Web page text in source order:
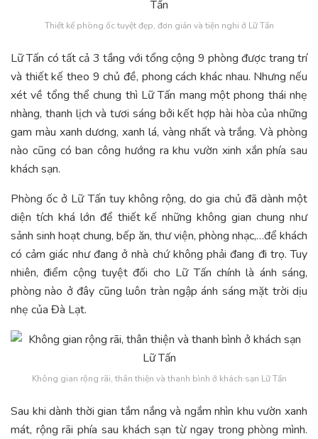
Thiết kế phòng ốc tuyệt đẹp, đơn giản và tiện nghi ở Lữ Tấn
Lữ Tấn có tất cả 3 tầng với tổng cộng 9 phòng được trang trí
và thiết kế theo 9 chủ đề, phong cách khác nhau. Nhưng nếu
xét về tổng thể chung thì Lữ Tấn mang một phong thái nhẹ
nhàng, thanh lịch và tươi sáng bởi kết hợp hài hòa của những
gam màu xanh dương, xanh lá, vàng nhất và trắng. Và phòng
nào cũng có ban công hướng ra khu vườn xinh xắn phía sau
khách sạn.
Phòng ốc ở Lữ Tấn tuy không rộng, do gia chủ đã dành một
diện tích khá lớn để thiết kế những không gian chung như
sảnh sinh hoạt chung, bếp ăn, thư viện, phòng nhạc,…để khách
có cảm giác như đang ở nhà chứ không phải đang đi trọ. Tuy
nhiên, điểm cộng tuyệt đối cho Lữ Tấn chính là ánh sáng,
phòng nào ở đây cũng luôn tràn ngập ánh sáng mặt trời dịu
nhẹ của Đà Lạt.
Không gian rộng rãi, thân thiện và thanh bình ở khách sạn Lữ Tấn
Sau khi dành thời gian tắm nắng và ngắm nhìn khu vườn xanh
mát, rộng rãi phía sau khách sạn từ ngay trong phòng mình.